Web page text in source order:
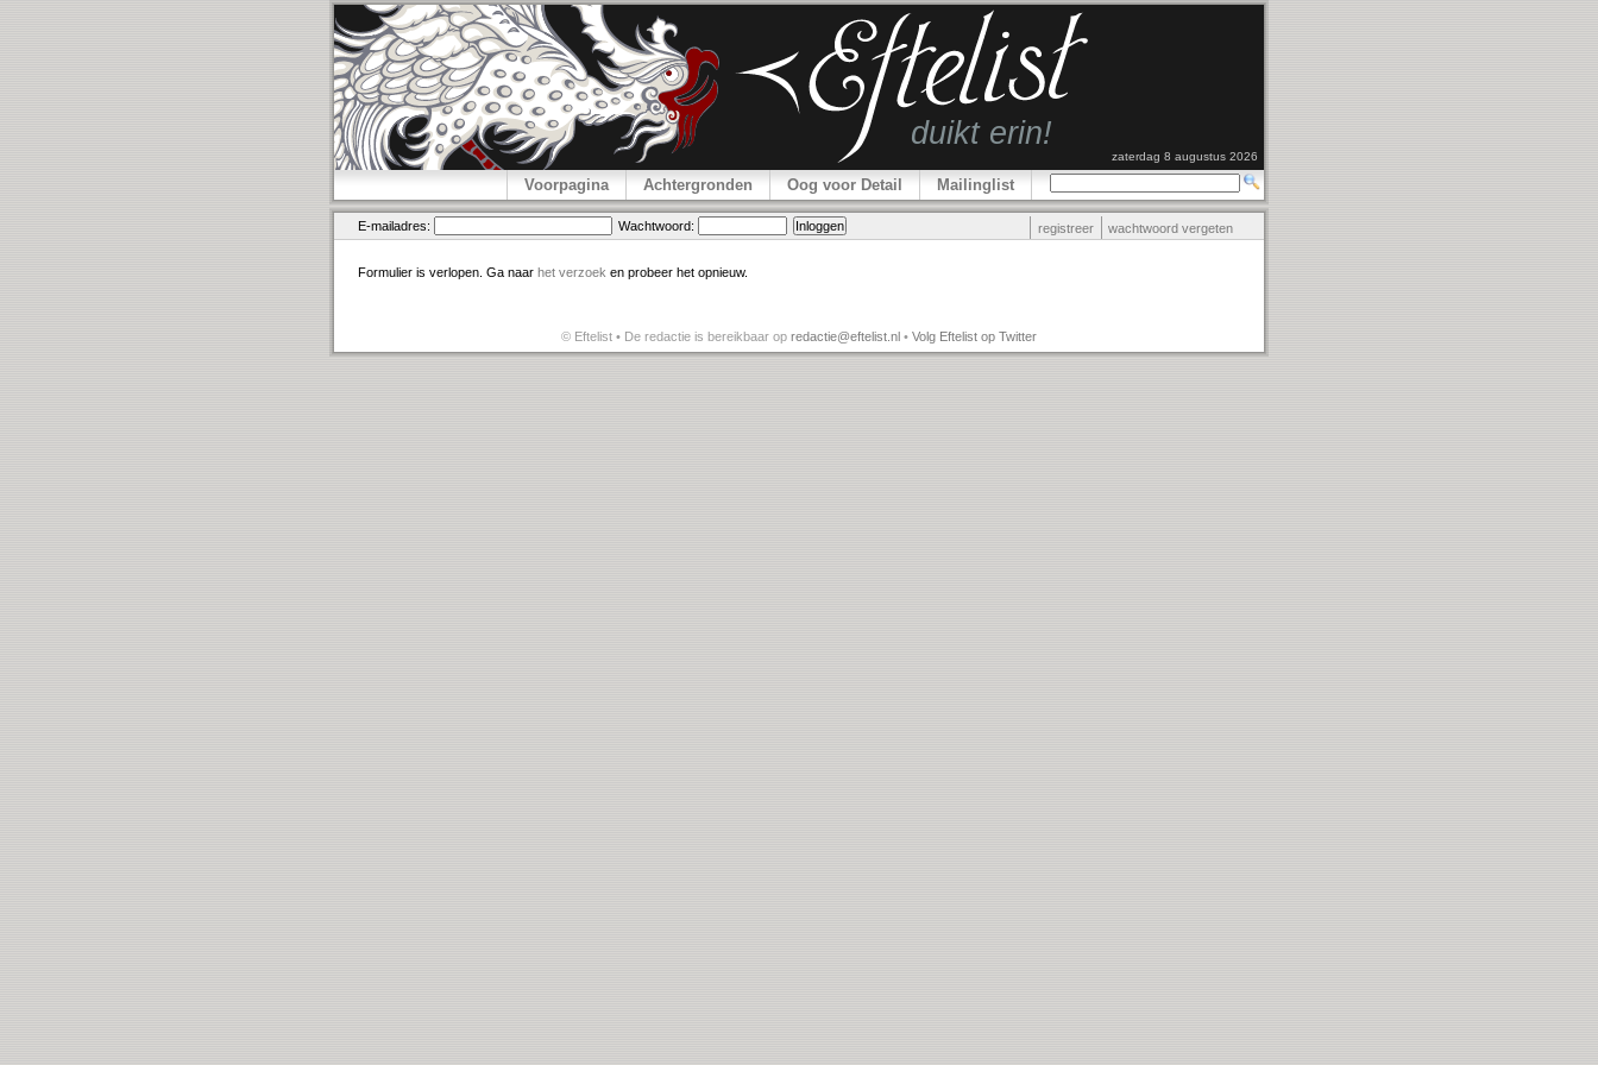
zaterdag 8 augustus 2026
Voorpagina Achtergronden Oog voor Detail Mailinglist
E-mailadres: Wachtwoord: registreer wachtwoord vergeten
Formulier is verlopen. Ga naar het verzoek en probeer het opnieuw.
© Eftelist • De redactie is bereikbaar op redactie@eftelist.nl • Volg Eftelist op Twitter